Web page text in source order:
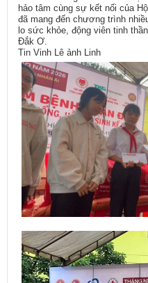
hảo tâm cùng sự kết nối của
đã mang đến chương trình
lo sức khỏe, động viên tinh
Đắk Ơ.
Tin Vinh Lê ảnh Linh​